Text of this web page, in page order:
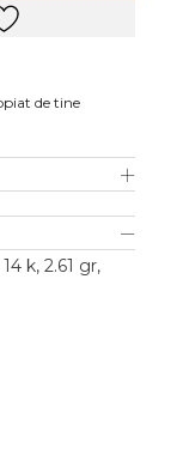
de tine
k, 2.61 gr,